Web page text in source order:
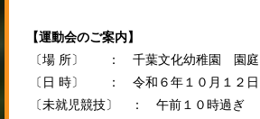
【運動会のご案内】
〔場 所〕 ： 千葉文化幼稚園 園庭
〔日 時〕 ： 令和６年１０月１２日
〔未就児競技〕 ： 午前１０時過ぎ